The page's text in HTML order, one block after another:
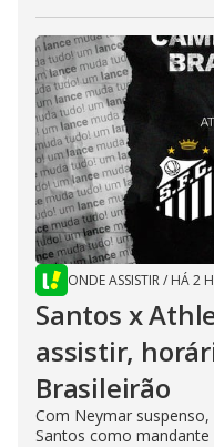
ONDE ASSISTIR/ HÁ 2
Santos x
assistir,
Brasileirão
Com Neymar suspenso,
Santos como mandante